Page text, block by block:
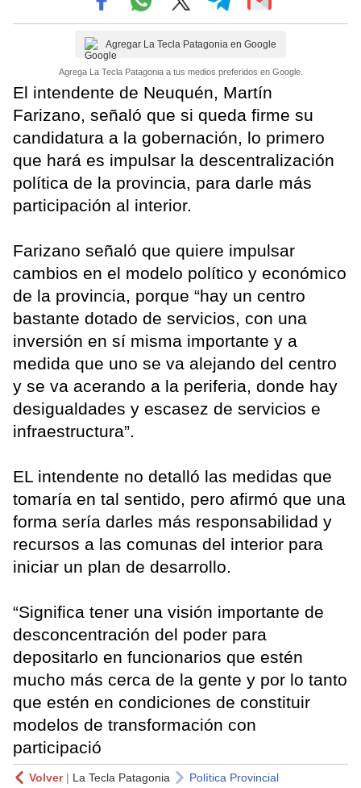
Agregar La Tecla Patagonia en Google
Agrega La Tecla Patagonia a tus medios preferidos en Google.
El intendente de Neuquén, Martín
Farizano, señaló que si queda firme su
candidatura a la gobernación, lo primero
que hará es impulsar la descentralización
política de la provincia, para darle más
participación al interior.
Farizano señaló que quiere impulsar
cambios en el modelo político y económico
de la provincia, porque “hay un centro
bastante dotado de servicios, con una
inversión en sí misma importante y a
medida que uno se va alejando del centro
y se va acerando a la periferia, donde hay
desigualdades y escasez de servicios e
infraestructura”.
EL intendente no detalló las medidas que
tomaría en tal sentido, pero afirmó que una
forma sería darles más responsabilidad y
recursos a las comunas del interior para
iniciar un plan de desarrollo.
“Significa tener una visión importante de
desconcentración del poder para
depositarlo en funcionarios que estén
mucho más cerca de la gente y por lo tanto
que estén en condiciones de constituir
modelos de transformación con
participació
Volver| La Tecla Patagonia Política Provincial